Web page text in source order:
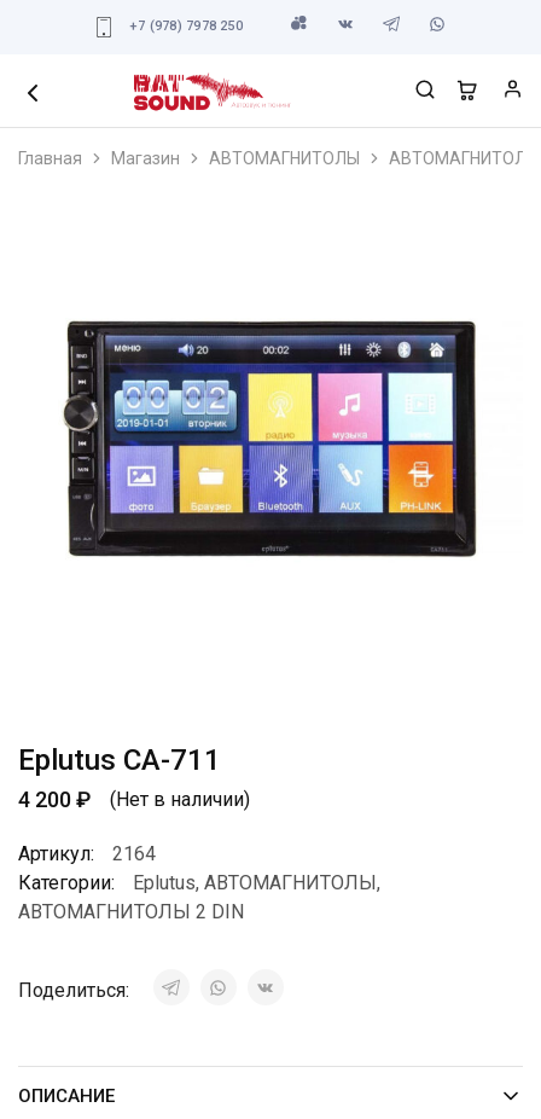
+7 (978) 7978 250
Главная Магазин АВТОМАГНИТОЛЫ АВТОМАГНИТОЛЫ
Eplutus CA-711
4 200₽ (Нет в наличии)
Артикул:
2164
Категории:
Eplutus, АВТОМАГНИТОЛЫ,
АВТОМАГНИТОЛЫ 2 DIN
Поделиться:
ОПИСАНИЕ